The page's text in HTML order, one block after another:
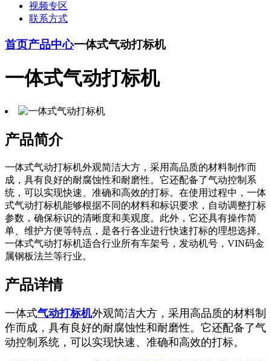
视频专区
联系方式
首页产品中心一体式气动打标机
一体式气动打标机
产品简介
一体式气动打标机外观简洁大方，采用高品质的材料制作而
成，具有良好的耐腐蚀性和耐磨性。它还配备了气动控制系
统，可以实现快速、准确和高效的打标。在使用过程中，一体
式气动打标机能够根据不同的材料和标识要求，自动调整打标
参数，确保标识的清晰度和美观度。此外，它还具有操作简
单、维护方便等特点，是各行各业进行快速打标的理想选择。
一体式气动打标机适合行业所有车架号，发动机号，VIN码金
属钢板法兰等行业。
产品详情
一体式气动打标机外观简洁大方，采用高品质的材料制
作而成，具有良好的耐腐蚀性和耐磨性。它还配备了气
动控制系统，可以实现快速、准确和高效的打标。